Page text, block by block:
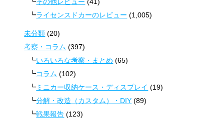
ライセンスドカーのレビュー (1,005)
未分類 (20)
考察・コラム (397)
いろいろな考察・まとめ (65)
コラム (102)
ミニカー収納ケース・ディスプレイ (19)
分解・改造（カスタム）・DIY (89)
戦果報告 (123)